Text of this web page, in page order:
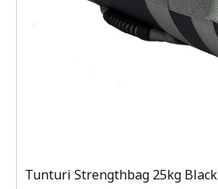
Tunturi Strengthbag 25kg Black